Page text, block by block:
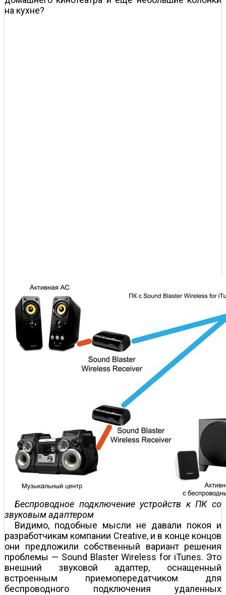
на кухне?
Беспроводное подключение устройств к ПК со
звуковым адаптером
Видимо, подобные мысли не давали покоя и
разработчикам компании Creative, и в конце концов
они предложили собственный вариант решения
проблемы — Sound Blaster Wireless for iTunes. Это
внешний звуковой адаптер, оснащенный
встроенным приемопередатчиком для
беспроводного подключения удаленных